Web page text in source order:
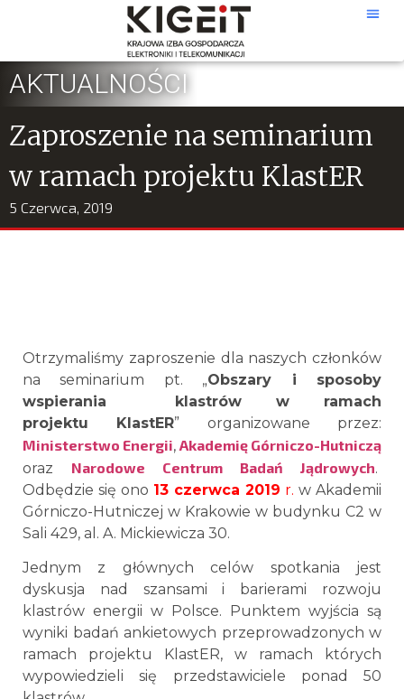
AKTUALNOŚCI
Zaproszenie na seminarium
w ramach projektu KlastER
5 Czerwca, 2019
Otrzymaliśmy zaproszenie dla naszych członków
na seminarium pt. „Obszary i sposoby
wspierania klastrów w ramach
projektu KlastER” organizowane przez:
Ministerstwo Energii,Akademię Górniczo-Hutniczą
oraz Narodowe Centrum Badań Jądrowych.
Odbędzie się ono 13 czerwca 2019 r. w Akademii
Górniczo-Hutniczej w Krakowie w budynku C2 w
Sali 429, al. A. Mickiewicza 30.
Jednym z głównych celów spotkania jest
dyskusja nad szansami i barierami rozwoju
klastrów energii w Polsce. Punktem wyjścia są
wyniki badań ankietowych przeprowadzonych w
ramach projektu KlastER, w ramach których
wypowiedzieli się przedstawiciele ponad 50